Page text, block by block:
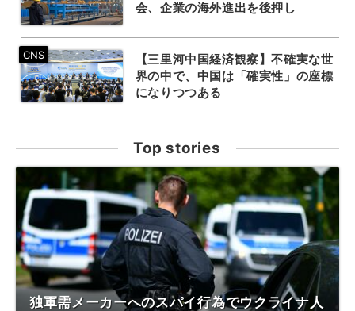
会、企業の海外進出を後押し
【三里河中国経済観察】不確実な世
界の中で、中国は「確実性」の座標
になりつつある
Top stories
独軍需メーカーへのスパイ行為でウクライナ人